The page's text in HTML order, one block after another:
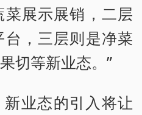
展示展销，二层
，三层则是净菜
切等新业态。”
业态的引入将让